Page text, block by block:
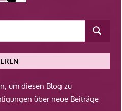
um diesen Blog zu
über neue Beiträge